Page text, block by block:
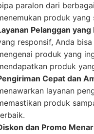
paralon dari
produk yang
Pelanggan
responsif, Anda
produk yang
produk
Cepat dan
layanan
produk
dan Promo